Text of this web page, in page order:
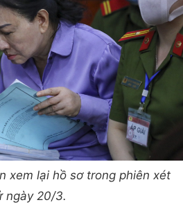
xem lại hồ sơ trong phiên xét
ngày 20/3.